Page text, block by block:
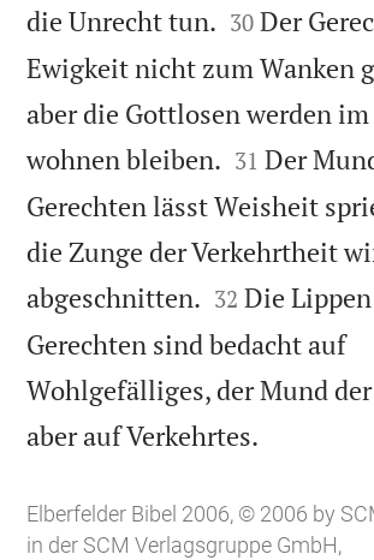
die Unrecht tun. 

30 Der
Ewigkeit nicht zum Wanken
aber die Gottlosen werden
wohnen bleiben. 

31 Der
Gerechten lässt Weisheit
die Zunge der Verkehrtheit
abgeschnitten. 

32 Die
Gerechten sind bedacht auf
Wohlgefälliges, der Mund
aber auf Verkehrtes.
Elberfelder Bibel 2006, © 2006 by
in der SCM Verlagsgruppe GmbH,